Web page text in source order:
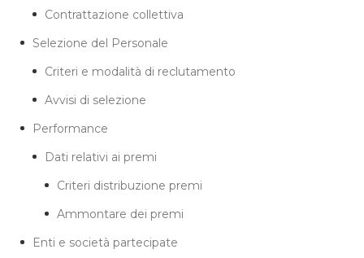
Contrattazione collettiva
Selezione del Personale
Criteri e modalità di reclutamento
Avvisi di selezione
Performance
Dati relativi ai premi
Criteri distribuzione premi
Ammontare dei premi
Enti e società partecipate